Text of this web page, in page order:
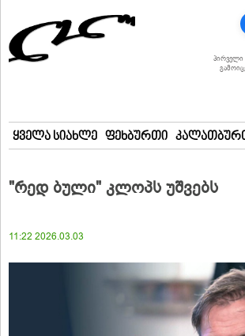
ყველა სიახლე ფეხბურთი
"რედ ბული" კლოპს უშვებს
11:22 2026.03.03